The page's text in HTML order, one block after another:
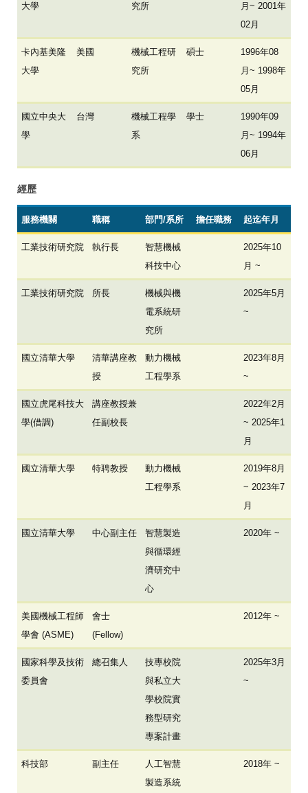
大學
究所
月~ 2001年
02月
卡內基美隆
大學
美國
機械工程研
究所
碩士
1996年08
月~ 1998年
05月
國立中央大
學
台灣
機械工程學
系
學士
1990年09
月~ 1994年
06月
經歷
服務機關 職稱 部門/系所 擔任職務 起迄年月
工業技術研究院 執行長
智慧機械
科技中心
2025年10
月 ~
工業技術研究院 所長
機械與機
電系統研
究所
2025年5月
~
國立清華大學
清華講座教
授
動力機械
工程學系
2023年8月
~
國立虎尾科技大
學(借調)
講座教授兼
任副校長
2022年2月
~ 2025年1
月
國立清華大學 特聘教授
動力機械
工程學系
2019年8月
~ 2023年7
月
國立清華大學 中心副主任
智慧製造
與循環經
濟研究中
心
2020年 ~
美國機械工程師
學會 (ASME)
會士
(Fellow)
2012年 ~
國家科學及技術
委員會
總召集人
技專校院
與私立大
學校院實
務型研究
專案計畫
2025年3月
~
科技部 副主任
人工智慧
製造系統
2018年 ~